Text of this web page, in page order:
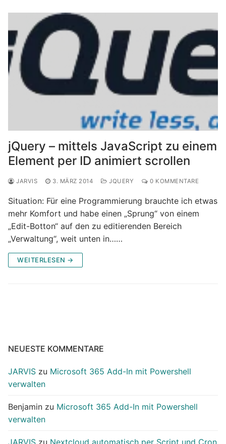
jQuery – mittels JavaScript zu einem
Element per ID animiert scrollen
JARVIS 3. MÄRZ 2014 JQUERY 0 KOMMENTARE
Situation: Für eine Programmierung brauchte ich etwas
mehr Komfort und habe einen „Sprung“ von einem
„Edit-Botton“ auf den zu editierenden Bereich
„Verwaltung“, weit unten in……
WEITERLESEN →
NEUESTE KOMMENTARE
JARVIS zu Microsoft 365 Add-In mit Powershell
verwalten
Benjamin zu Microsoft 365 Add-In mit Powershell
verwalten
JARVIS zu Nextcloud automatisch per Script und Cron